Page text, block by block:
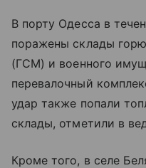
В порту Одесса в
поражены склады
(ГСМ) и военного
перевалочный
удар также попали
склады, отметили в
Кроме того, в селе